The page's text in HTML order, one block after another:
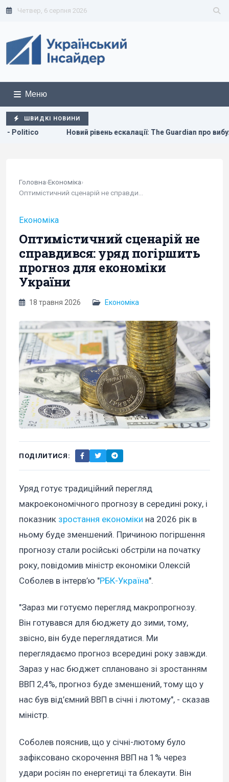
Четвер, 6 серпня 2026
Меню
ШВИДКІ НОВИНИ
рівень ескалації: The Guardian про вибухівку біля
Головна›Економіка›
Економіка
Оптимістичний сценарій не
справдився: уряд погіршить
прогноз для економіки
України
18 травня 2026 Економіка
ПОДІЛИТИСЯ:
Уряд готує традиційний перегляд
макроекономічного прогнозу в середині року, і
показник зростання економіки на 2026 рік в
ньому буде зменшений. Причиною погіршення
прогнозу стали російські обстріли на початку
року, повідомив міністр економіки Олексій
Соболев в інтерв’ю "РБК-Україна".
"Зараз ми готуємо перегляд макропрогнозу.
Він готувався для бюджету до зими, тому,
звісно, він буде переглядатися. Ми
переглядаємо прогноз всередині року завжди.
Зараз у нас бюджет сплановано зі зростанням
ВВП 2,4%, прогноз буде зменшений, тому що у
нас був від’ємний ВВП в січні і лютому", - сказав
міністр.
Соболев пояснив, що у січні-лютому було
зафіксовано скорочення ВВП на 1% через
удари росіян по енергетиці та блекаути. Він